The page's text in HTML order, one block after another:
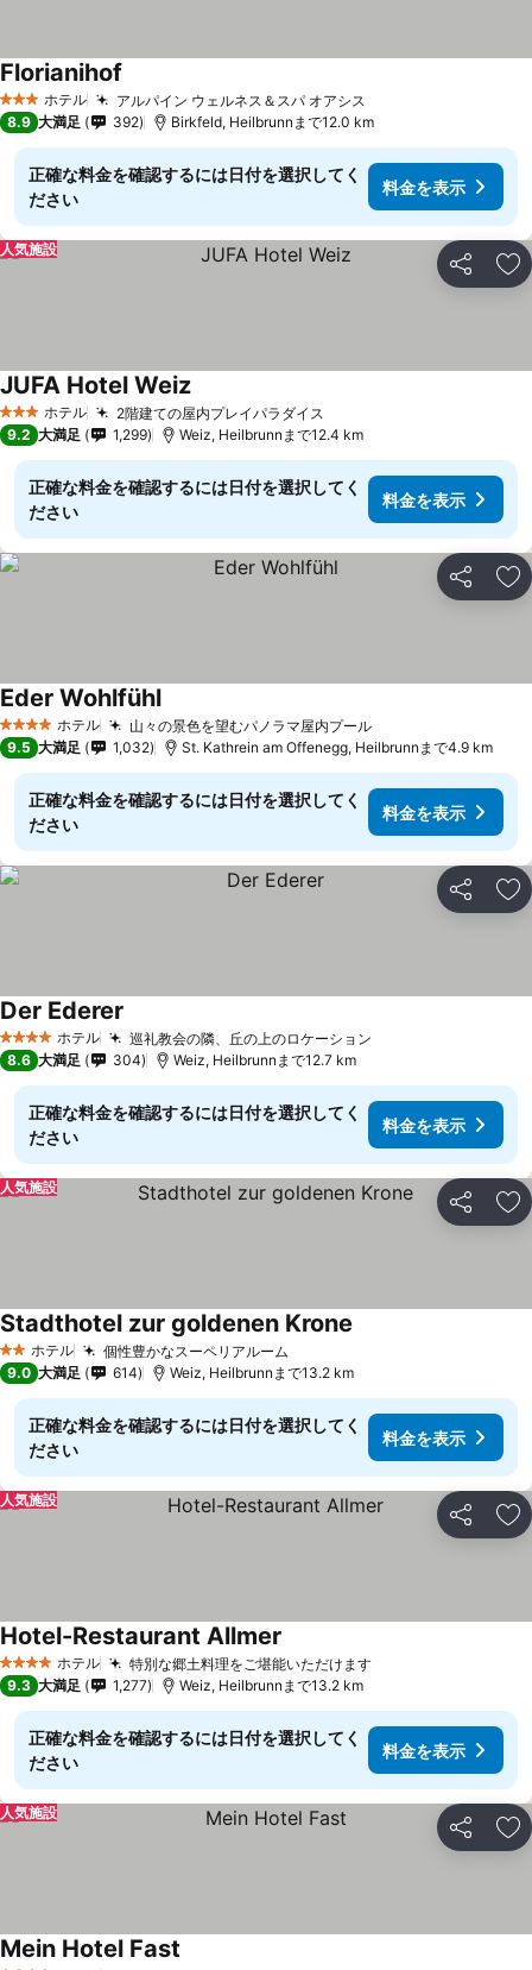
3 ホテルのランク
ホテル アルパイン ウェルネス＆スパ オアシス
Florianihof
8.9 大満足 392 Birkfeld, Heilbrunnまで12.0 km
正確な料金を確認するには日付を選択してく
ださい
料金を表示
シェア お
人気施設
3 ホテルのランク
ホテル 2階建ての屋内プレイパラダイス
JUFA Hotel Weiz
9.2 大満足 1,299 Weiz, Heilbrunnまで12.4 km
正確な料金を確認するには日付を選択してく
ださい
料金を表示
シェア お
4 ホテルのランク
ホテル 山々の景色を望むパノラマ屋内プール
Eder Wohlfühl
9.5 大満足 1,032 St. Kathrein am Offenegg, Heilbrunnまで4.9 km
正確な料金を確認するには日付を選択してく
ださい
料金を表示
シェア お
4 ホテルのランク
ホテル 巡礼教会の隣、丘の上のロケーション
Der Ederer
8.6 大満足 304 Weiz, Heilbrunnまで12.7 km
正確な料金を確認するには日付を選択してく
ださい
料金を表示
シェア お
人気施設
2 ホテルのランク
ホテル 個性豊かなスーペリアルーム
Stadthotel zur goldenen Krone
9.0 大満足 614 Weiz, Heilbrunnまで13.2 km
正確な料金を確認するには日付を選択してく
ださい
料金を表示
シェア お
人気施設
4 ホテルのランク
ホテル 特別な郷土料理をご堪能いただけます
Hotel-Restaurant Allmer
9.3 大満足 1,277 Weiz, Heilbrunnまで13.2 km
正確な料金を確認するには日付を選択してく
ださい
料金を表示
シェア お
人気施設
Mein Hotel Fast